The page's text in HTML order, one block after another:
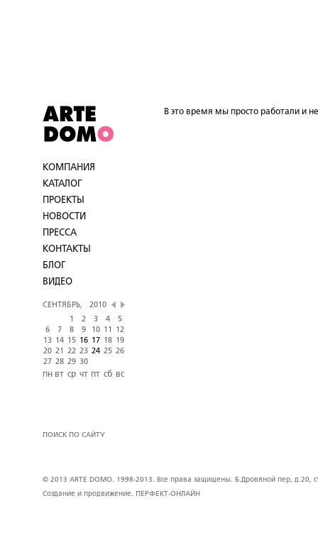
КОМПАНИЯ
КАТАЛОГ
ПРОЕКТЫ
НОВОСТИ
ПРЕССА
КОНТАКТЫ
БЛОГ
ВИДЕО
СЕНТЯБРЬ,
2010
1
2 3 4
5
6
7 8 9 10 11
12
13 14 15 16 17 18
19
20 21 22 23 24 25 26
27 28 29 30
пн вт ср чт пт сб вс
ПОИСК ПО САЙТУ
В это время мы просто работали и
© 2013 ARTE DOMO. 1998-2013. Все права защищены. Б.Дровяной пер, д.20,
Создание и продвижение.
ПЕРФЕКТ-ОНЛАЙН